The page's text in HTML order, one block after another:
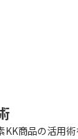
商品の活用術